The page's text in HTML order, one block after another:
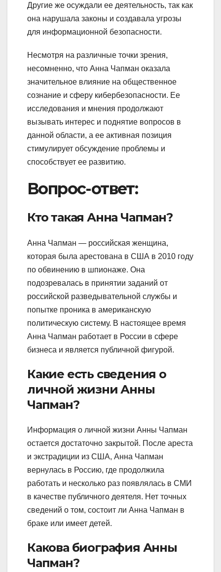
Другие же осуждали ее деятельность, так как
она нарушала законы и создавала угрозы
для информационной безопасности.
Несмотря на различные точки зрения,
несомненно, что Анна Чапман оказала
значительное влияние на общественное
сознание и сферу кибербезопасности. Ее
исследования и мнения продолжают
вызывать интерес и поднятие вопросов в
данной области, а ее активная позиция
стимулирует обсуждение проблемы и
способствует ее развитию.
Вопрос-ответ:
Кто такая Анна Чапман?
Анна Чапман — российская женщина,
которая была арестована в США в 2010 году
по обвинению в шпионаже. Она
подозревалась в принятии заданий от
российской разведывательной службы и
попытке проника в американскую
политическую систему. В настоящее время
Анна Чапман работает в России в сфере
бизнеса и является публичной фигурой.
Какие есть сведения о
личной жизни Анны
Чапман?
Информация о личной жизни Анны Чапман
остается достаточно закрытой. После ареста
и экстрадиции из США, Анна Чапман
вернулась в Россию, где продолжила
работать и несколько раз появлялась в СМИ
в качестве публичного деятеля. Нет точных
сведений о том, состоит ли Анна Чапман в
браке или имеет детей.
Какова биография Анны
Чапман?